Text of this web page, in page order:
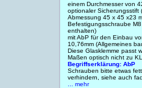
einem Durchmesser von
optionaler Sicherungsstift
Abmessung 45 x 45 x23
Befestigungsschraube
enthalten)
mit AbP für den Einbau
10,76mm (Allgemeines
Diese Glasklemme passt
Maßen optisch nicht zu
Begriffserklärung: AbP
Schrauben bitte etwas
verhindern, siehe auch
... mehr